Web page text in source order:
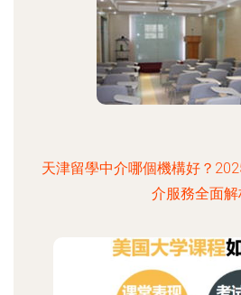
天津留學中介哪個機構好？
介服務全面